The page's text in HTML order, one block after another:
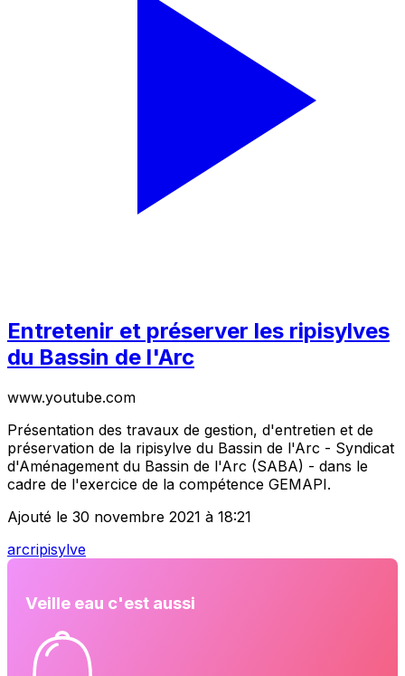
Entretenir et préserver les ripisylves
du Bassin de l'Arc
www.youtube.com
Présentation des travaux de gestion, d'entretien et de
préservation de la ripisylve du Bassin de l'Arc - Syndicat
d'Aménagement du Bassin de l'Arc (SABA) - dans le
cadre de l'exercice de la compétence GEMAPI.
Ajouté le 30 novembre 2021 à 18:21
arcripisylve
Veille eau c'est aussi